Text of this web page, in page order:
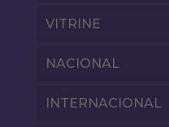
VITRINE
NACIONAL
INTERNACIONAL